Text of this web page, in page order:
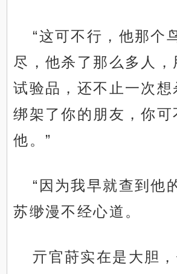
“这可不行，他那个
尽，他杀了那么多人，
试验品，还不止一次想
绑架了你的朋友，你可
他。”
“因为我早就查到他
苏缈漫不经心道。
亓官莳实在是大胆